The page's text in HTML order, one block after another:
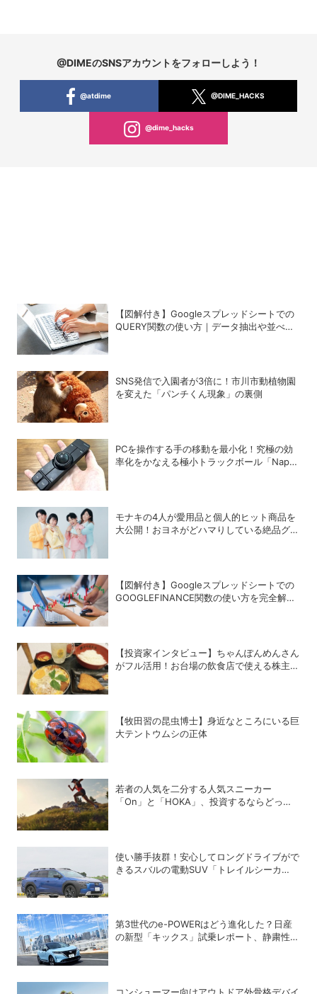
@DIMEのSNSアカウントをフォローしよう！
@atdime @DIME_HACKS
@dime_hacks
【図解付き】Googleスプレッドシートでの
QUERY関数の使い方｜データ抽出や並べ替
SNS発信で入園者が3倍に！市川市動植物園
を変えた「パンチくん現象」の裏側
PCを操作する手の移動を最小化！究極の効
率化をかなえる極小トラックボール「Nape
モナキの4人が愛用品と個人的ヒット商品を
大公開！おヨネがどハマりしている絶品グル
【図解付き】Googleスプレッドシートでの
GOOGLEFINANCE関数の使い方を完全解
【投資家インタビュー】ちゃんぽんめんさん
がフル活用！お台場の飲食店で使える株主優
【牧田習の昆虫博士】身近なところにいる巨
大テントウムシの正体
若者の人気を二分する人気スニーカー
「On」と「HOKA」、投資するならどっ
使い勝手抜群！安心してロングドライブがで
きるスバルの電動SUV「トレイルシーカ
第3世代のe-POWERはどう進化した？日産
の新型「キックス」試乗レポート、静粛性・